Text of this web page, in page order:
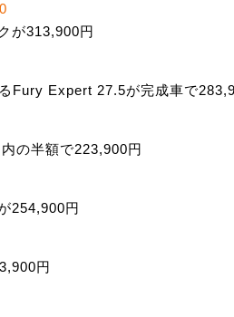
が313,900円
Fury Expert 27.5が完成車で
の半額で223,900円
254,900円
円